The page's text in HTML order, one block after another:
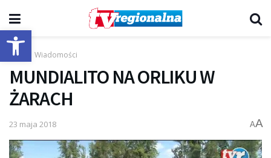
Otwórz pasek narzędzi
Start Wiadomości
MUNDIALITO NA ORLIKU W
ŻARACH
23 maja 2018 AA